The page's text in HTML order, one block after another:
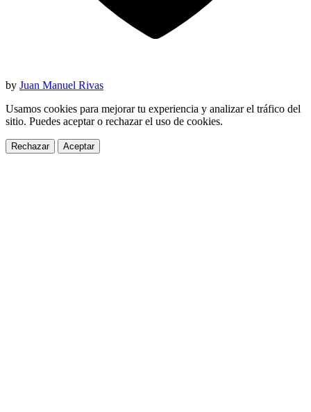
by Juan Manuel Rivas
Usamos cookies para mejorar tu experiencia y analizar el tráfico del
sitio. Puedes aceptar o rechazar el uso de cookies.
Rechazar Aceptar